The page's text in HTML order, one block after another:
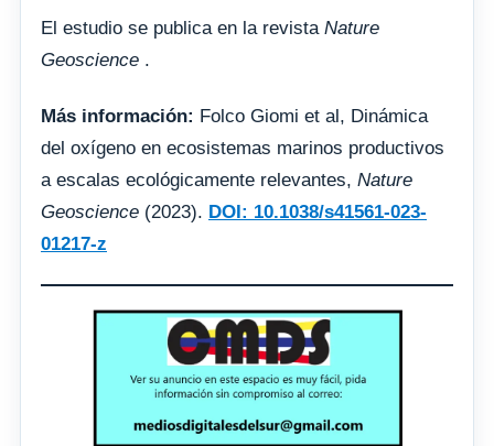
El estudio se publica en la revista Nature
Geoscience .
Más información: Folco Giomi et al, Dinámica
del oxígeno en ecosistemas marinos productivos
a escalas ecológicamente relevantes, Nature
Geoscience (2023). DOI: 10.1038/s41561-023-
01217-z